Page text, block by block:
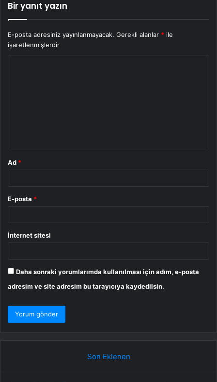
Bir yanıt yazın
E-posta adresiniz yayınlanmayacak. Gerekli alanlar * ile
işaretlenmişlerdir
Ad *
E-posta *
İnternet sitesi
Daha sonraki yorumlarımda kullanılması için adım, e-posta
adresim ve site adresim bu tarayıcıya kaydedilsin.
Son Eklenen